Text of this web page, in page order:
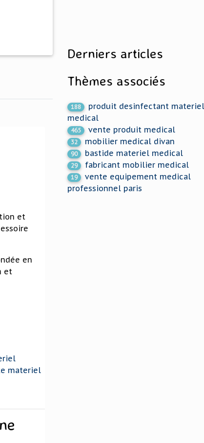
et
en
et
materiel
Derniers articles
Thèmes associés
188
produit desinfectant materiel
medical
465 vente produit medical
32 mobilier medical divan
90 bastide materiel medical
29 fabricant mobilier medical
19
vente equipement medical
professionnel paris